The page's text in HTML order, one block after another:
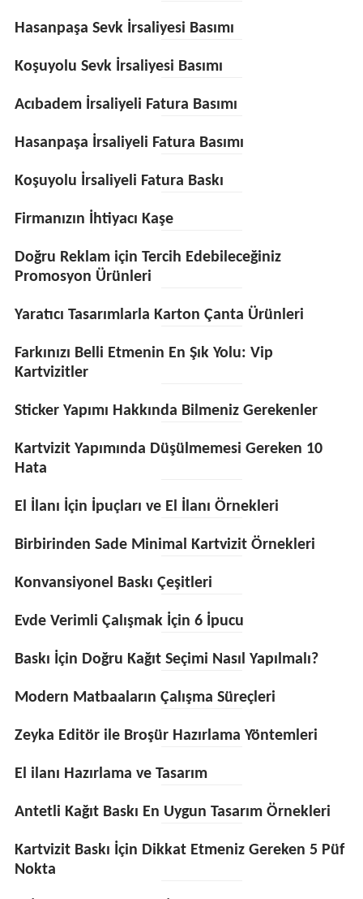
Hasanpaşa Sevk İrsaliyesi Basımı
Koşuyolu Sevk İrsaliyesi Basımı
Acıbadem İrsaliyeli Fatura Basımı
Hasanpaşa İrsaliyeli Fatura Basımı
Koşuyolu İrsaliyeli Fatura Baskı
Firmanızın İhtiyacı Kaşe
Doğru Reklam için Tercih Edebileceğiniz
Promosyon Ürünleri
Yaratıcı Tasarımlarla Karton Çanta Ürünleri
Farkınızı Belli Etmenin En Şık Yolu: Vip
Kartvizitler
Sticker Yapımı Hakkında Bilmeniz Gerekenler
Kartvizit Yapımında Düşülmemesi Gereken 10
Hata
El İlanı İçin İpuçları ve El İlanı Örnekleri
Birbirinden Sade Minimal Kartvizit Örnekleri
Konvansiyonel Baskı Çeşitleri
Evde Verimli Çalışmak İçin 6 İpucu
Baskı İçin Doğru Kağıt Seçimi Nasıl Yapılmalı?
Modern Matbaaların Çalışma Süreçleri
Zeyka Editör ile Broşür Hazırlama Yöntemleri
El ilanı Hazırlama ve Tasarım
Antetli Kağıt Baskı En Uygun Tasarım Örnekleri
Kartvizit Baskı İçin Dikkat Etmeniz Gereken 5 Püf
Nokta